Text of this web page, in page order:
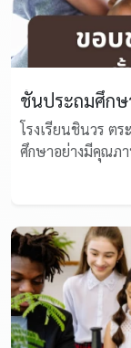
ชั้นประถมศึก
โรงเรียนชินวร ต
ศึกษาอย่างมีคุณภ